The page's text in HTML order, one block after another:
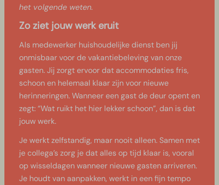
het volgende weten.
Zo ziet jouw werk eruit
Als medewerker huishoudelijke dienst ben jij
onmisbaar voor de vakantiebeleving van onze
gasten. Jij zorgt ervoor dat accommodaties fris,
schoon en helemaal klaar zijn voor nieuwe
herinneringen. Wanneer een gast de deur opent en
zegt: “Wat ruikt het hier lekker schoon”, dan is dat
jouw werk.
Je werkt zelfstandig, maar nooit alleen. Samen met
je collega’s zorg je dat alles op tijd klaar is, vooral
op wisseldagen wanneer nieuwe gasten arriveren.
Je houdt van aanpakken, werkt in een fijn tempo